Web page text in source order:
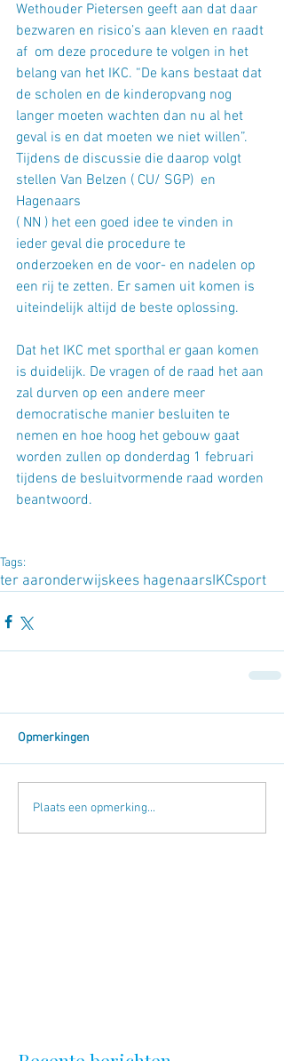
Wethouder Pietersen geeft aan dat daar
bezwaren en risico’s aan kleven en raadt
af  om deze procedure te volgen in het
belang van het IKC. “De kans bestaat dat
de scholen en de kinderopvang nog
langer moeten wachten dan nu al het
geval is en dat moeten we niet willen”.
Tijdens de discussie die daarop volgt
stellen Van Belzen ( CU/ SGP)  en
Hagenaars
( NN ) het een goed idee te vinden in
ieder geval die procedure te
onderzoeken en de voor- en nadelen op
een rij te zetten. Er samen uit komen is
uiteindelijk altijd de beste oplossing.
Dat het IKC met sporthal er gaan komen
is duidelijk. De vragen of de raad het aan
zal durven op een andere meer
democratische manier besluiten te
nemen en hoe hoog het gebouw gaat
worden zullen op donderdag 1 februari
tijdens de besluitvormende raad worden
beantwoord.
Tags:
ter aaronderwijskees hagenaarsIKCsport
Opmerkingen
Plaats een opmerking...